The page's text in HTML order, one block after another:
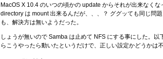
MacOS X 10.4 のいつの頃かの update からそれが出来なく
directory は mount 出来るんだが、、、？ ググッても同じ問
も、解決方は無いようだった。
しょうが無いので Samba は止めて NFS にする事にした。以
らこうやったら動いたというだけで、正しい設定かどうかは不